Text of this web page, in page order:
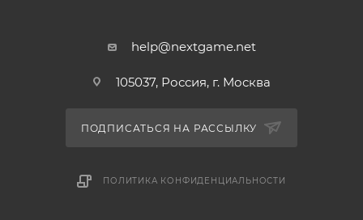
help@nextgame.net
105037, Россия, г. Москва
ПОДПИСАТЬСЯ НА РАССЫЛКУ
ПОЛИТИКА КОНФИДЕНЦИАЛЬНОСТИ